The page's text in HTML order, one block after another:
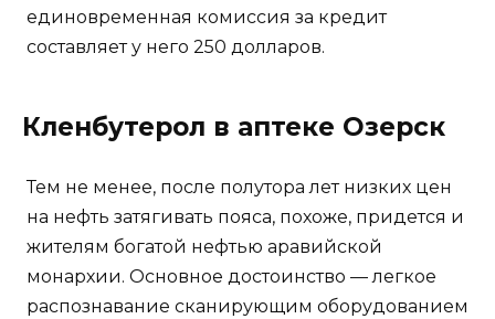
единовременная комиссия за кредит
составляет у него 250 долларов.
Кленбутерол в аптеке Озерск
Тем не менее, после полутора лет низких цен
на нефть затягивать пояса, похоже, придется и
жителям богатой нефтью аравийской
монархии. Основное достоинство — легкое
распознавание сканирующим оборудованием